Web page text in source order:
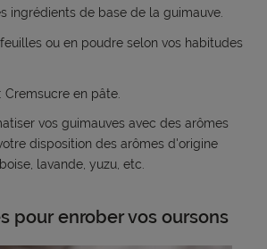
ingrédients de base de la guimauve.
ou en poudre selon vos habitudes
Cremsucre en pâte.
vos guimauves avec des arômes
disposition des arômes d'origine
lavande, yuzu, etc.
pour enrober vos oursons